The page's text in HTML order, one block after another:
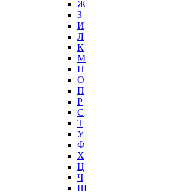
Ж
З
И
Л
К
М
Н
О
П
Р
С
Т
У
Ф
Х
Ц
Ч
Ш